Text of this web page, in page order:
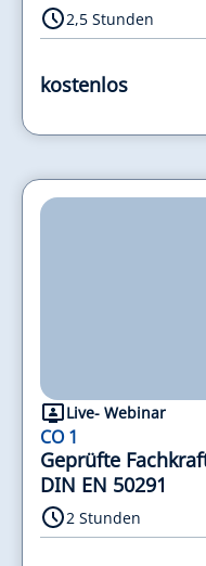
2,5 Stunden
kostenlos
Live- Webinar
CO 1
Geprüfte
DIN EN 50291
2 Stunden